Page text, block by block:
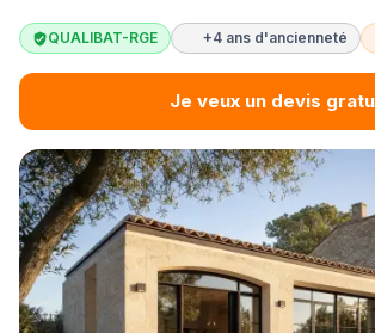
QUALIBAT-RGE +4 ans d'ancienneté
Je veux un devis